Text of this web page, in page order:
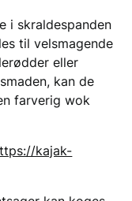
i skraldespanden
til velsmagende
eller
kan de
farverig wok
kajak-